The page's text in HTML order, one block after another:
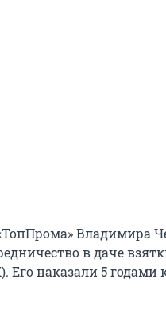
в даче
Его наказали 5